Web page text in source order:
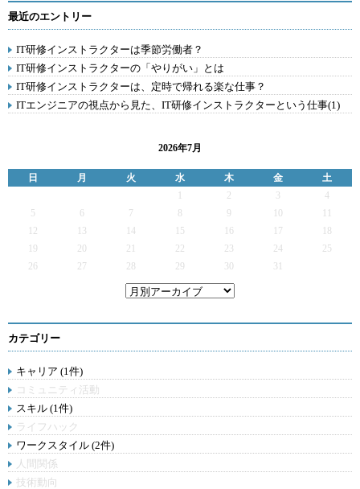
最近のエントリー
IT研修インストラクターは季節労働者？
IT研修インストラクターの「やりがい」とは
IT研修インストラクターは、定時で帰れる楽な仕事？
ITエンジニアの視点から見た、IT研修インストラクターという仕事(1)
2026年7月
日 月 火 水 木 金
土
2 3
4
5
6 7 9
12
13 14 15 16 17
19
20 21 22 23 24
25
26
27 28 29 30 31
カテゴリー
キャリア (1件)
コミュニティ活動
スキル (1件)
ライフハック
ワークスタイル (2件)
人間関係
技術動向